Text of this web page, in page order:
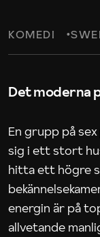
KOMEDI
Det moderna
En grupp på
sig i ett stort
hitta ett högre
energin är på
allvetande